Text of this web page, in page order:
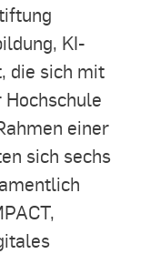
KI-
die sich mit
einer
sich sechs